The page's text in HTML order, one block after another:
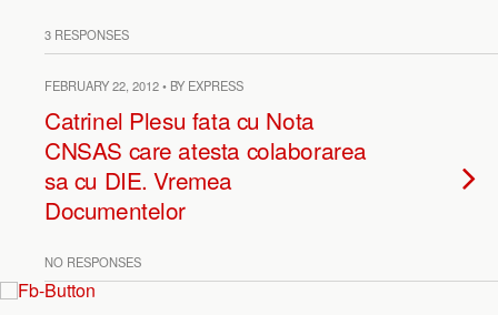
3 RESPONSES
FEBRUARY 22, 2012 • BY EXPRESS
Catrinel Plesu fata cu Nota
CNSAS care atesta colaborarea
sa cu DIE. Vremea
Documentelor
NO RESPONSES